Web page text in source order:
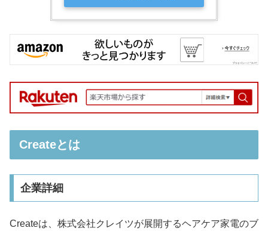
Createとは
企業詳細
Createは、株式会社クレイツが展開するヘアケア家電のブ